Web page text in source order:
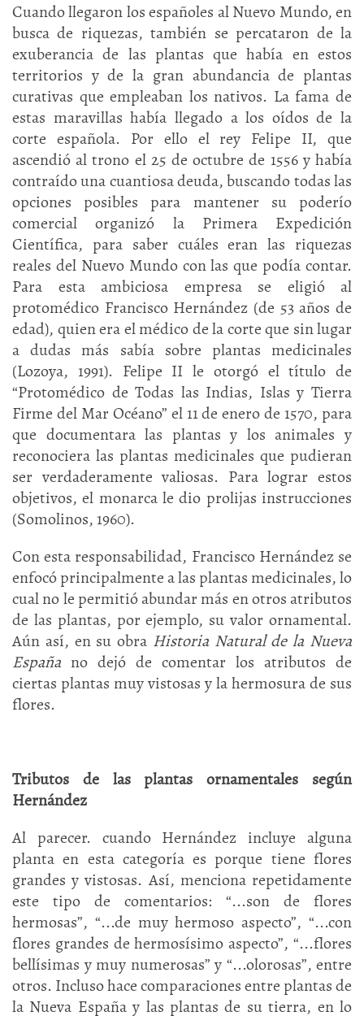
Cuando llegaron los españoles al Nuevo Mundo, en
busca de riquezas, también se percataron de la
exuberancia de las plantas que había en estos
territorios y de la gran abundancia de plantas
curativas que empleaban los nativos. La fama de
estas maravillas había llegado a los oídos de la
corte española. Por ello el rey Felipe II, que
ascendió al trono el 25 de octubre de 1556 y había
contraído una cuantiosa deuda, buscando todas las
opciones posibles para mantener su poderío
comercial organizó la Primera Expedición
Científica, para saber cuáles eran las riquezas
reales del Nuevo Mundo con las que podía contar.
Para esta ambiciosa empresa se eligió al
protomédico Francisco Hernández (de 53 años de
edad), quien era el médico de la corte que sin lugar
a dudas más sabía sobre plantas medicinales
(Lozoya, 1991). Felipe II le otorgó el título de
“Protomédico de Todas las Indias, Islas y Tierra
Firme del Mar Océano” el 11 de enero de 1570, para
que documentara las plantas y los animales y
reconociera las plantas medicinales que pudieran
ser verdaderamente valiosas. Para lograr estos
objetivos, el monarca le dio prolijas instrucciones
(Somolinos, 1960).
Con esta responsabilidad, Francisco Hernández se
enfocó principalmente a las plantas medicinales, lo
cual no le permitió abundar más en otros atributos
de las plantas, por ejemplo, su valor ornamental.
Aún así, en su obra Historia Natural de la Nueva
España no dejó de comentar los atributos de
ciertas plantas muy vistosas y la hermosura de sus
flores.
Tributos de las plantas ornamentales según
Hernández
Al parecer. cuando Hernández incluye alguna
planta en esta categoría es porque tiene flores
grandes y vistosas. Así, menciona repetidamente
este tipo de comentarios: “...son de flores
hermosas”, “...de muy hermoso aspecto”, “...con
flores grandes de hermosísimo aspecto”, “...flores
bellísimas y muy numerosas” y “...olorosas”, entre
otros. Incluso hace comparaciones entre plantas de
la Nueva España y las plantas de su tierra, en lo